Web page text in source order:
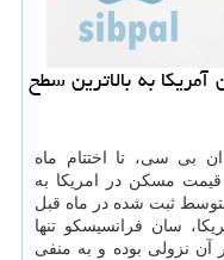
به بالاترین سطح
بی سی، تا اختتام ماه
قیمت مسكن در امریكا به
بیشتر از متوسط ثبت شده در ماه قبل
سان فرانسیسكو تنها
نزولی بوده و به منفی